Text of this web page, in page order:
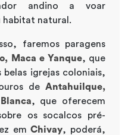
andino a voar
habitat natural.
faremos paragens
Maca e Yanque, que
belas igrejas coloniais,
de Antahuilque,
, que oferecem
os socalcos pré-
emChivay, poderá,